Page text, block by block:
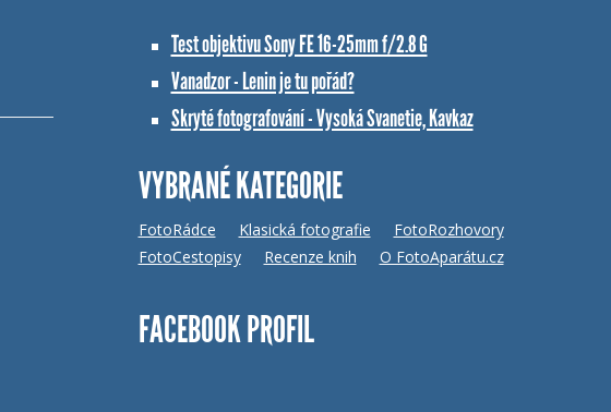
Test objektivu Sony FE 16-25mm f/2.8 G
Vanadzor - Lenin je tu pořád?
Skryté fotografování - Vysoká Svanetie, Kavkaz
VYBRANÉ KATEGORIE
FotoRádce Klasická fotografie
FotoRozhovory
FotoCestopisy
Recenze knih O FotoAparátu.cz
FACEBOOK PROFIL